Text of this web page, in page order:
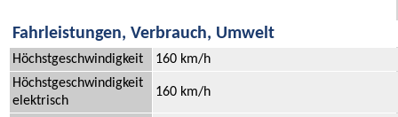
Fahrleistungen, Verbrauch, Umwelt
Höchstgeschwindigkeit
160 km/h
Höchstgeschwindigkeit
elektrisch
160 km/h